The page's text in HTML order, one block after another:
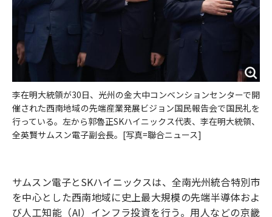
李在明大統領が30日、光州の金大中コンベンションセンターで開
催された西南地域の先端産業発展ビジョン国民報告会で国民礼を
行っている。左から郭魯正SKハイニックス代表、李在明大統領、
全英賢サムスン電子副会長。[写真=聯合ニュース]
サムスン電子とSKハイニックスは、全南光州統合特別市
を中心とした西南地域に史上最大規模の先端半導体およ
び人工知能（AI）インフラ投資を行う。用人などの京畿